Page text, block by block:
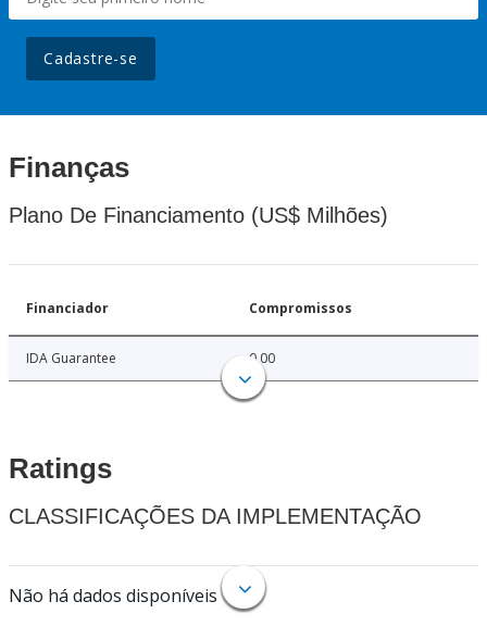
Cadastre-se
Finanças
Plano De Financiamento (US$ Milhões)
Financiador Compromissos
IDA Guarantee 0.00
Ratings
CLASSIFICAÇÕES DA IMPLEMENTAÇÃO
Não há dados disponíveis